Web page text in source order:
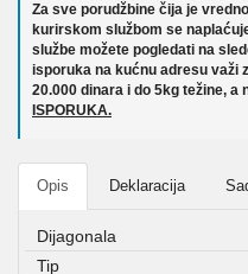
Za sve porudžbine čija je
kurirskom službom se
službe možete pogledati na
isporuka na kućnu adresu važi
20.000 dinara i do 5kg težine, a
ISPORUKA.
Opis Deklaracija
Dijagonala
Tip